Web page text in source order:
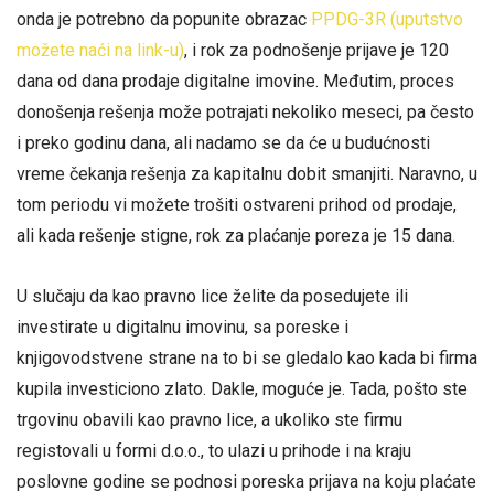
onda je potrebno da popunite obrazac PPDG-3R (uputstvo
možete naći na link-u), i rok za podnošenje prijave je 120
dana od dana prodaje digitalne imovine. Međutim, proces
donošenja rešenja može potrajati nekoliko meseci, pa često
i preko godinu dana, ali nadamo se da će u budućnosti
vreme čekanja rešenja za kapitalnu dobit smanjiti. Naravno, u
tom periodu vi možete trošiti ostvareni prihod od prodaje,
ali kada rešenje stigne, rok za plaćanje poreza je 15 dana.
U slučaju da kao pravno lice želite da posedujete ili
investirate u digitalnu imovinu, sa poreske i
knjigovodstvene strane na to bi se gledalo kao kada bi firma
kupila investiciono zlato. Dakle, moguće je. Tada, pošto ste
trgovinu obavili kao pravno lice, a ukoliko ste firmu
registovali u formi d.o.o., to ulazi u prihode i na kraju
poslovne godine se podnosi poreska prijava na koju plaćate